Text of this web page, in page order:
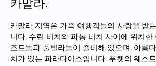
카말라.
카말라 지역은 가족 여행객들의 사랑을 받
니다. 수린 비치와 파통 비치 사이에 위치한
조트들과 풀빌라들이 즐비해 있으며, 아름
치가 있는 파라다이스입니다. 푸켓의 웨스